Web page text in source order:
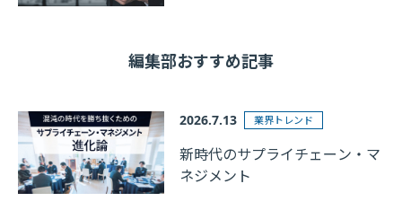
編集部おすすめ記事
2026.7.13 業界トレンド
新時代のサプライチェーン・マ
ネジメント